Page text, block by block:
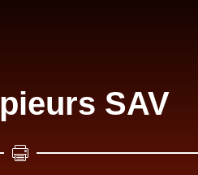
SAV